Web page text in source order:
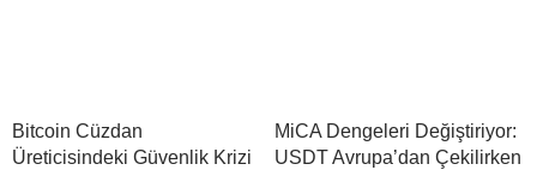
Bitcoin Cüzdan
Üreticisindeki Güvenlik Krizi
MiCA Dengeleri Değiştiriyor:
USDT Avrupa’dan Çekilirken